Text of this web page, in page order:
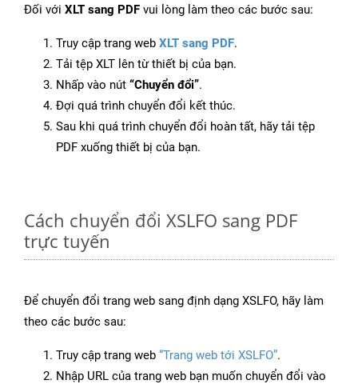
Đối với XLT sang PDF vui lòng làm theo các bước sau:
Truy cập trang web XLT sang PDF.
Tải tệp XLT lên từ thiết bị của bạn.
Nhấp vào nút “Chuyển đổi”.
Đợi quá trình chuyển đổi kết thúc.
Sau khi quá trình chuyển đổi hoàn tất, hãy tải tệp
PDF xuống thiết bị của bạn.
Cách chuyển đổi XSLFO sang PDF
trực tuyến
Để chuyển đổi trang web sang định dạng XSLFO, hãy làm
theo các bước sau:
Truy cập trang web “Trang web tới XSLFO”.
Nhập URL của trang web bạn muốn chuyển đổi vào